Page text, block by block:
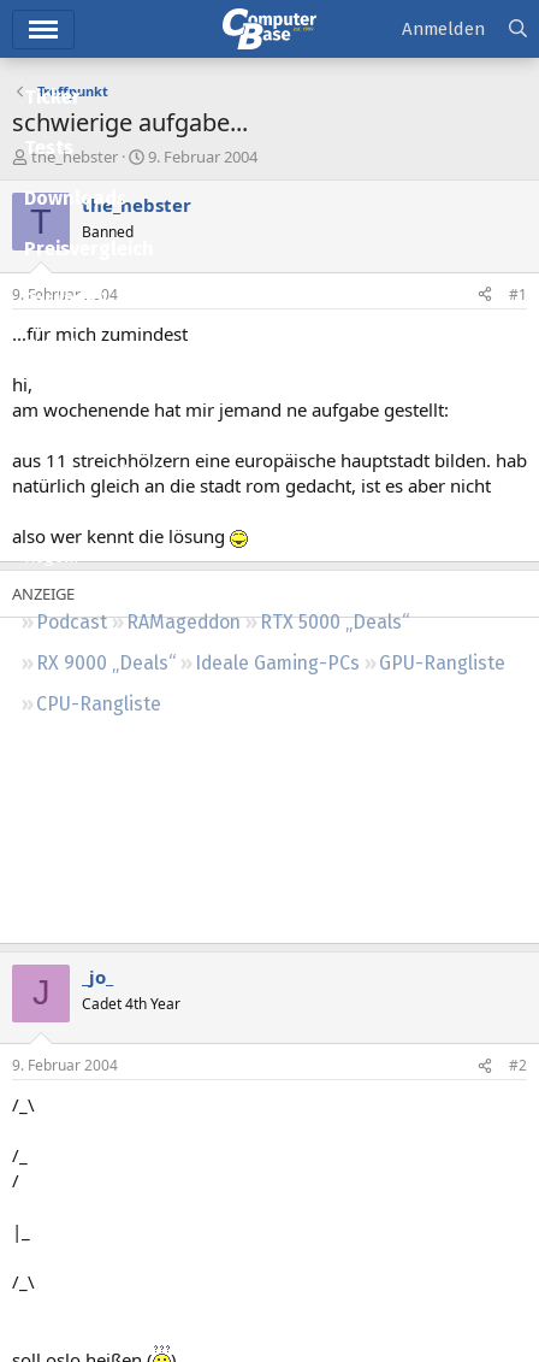
Ticker
Tests
Downloads
Preisvergleich
Forum
Aktuelles
Neueste Aktivitäten
Regeln
Podcast RAMageddon
RTX 5000 „Deals“
RX 9000 „Deals“
Ideale Gaming-PCs
GPU-Rangliste
CPU-Rangliste
Anmelden
Treffpunkt
schwierige aufgabe...
E
s
e
l
e
r
the_hebster
E
s
t
a
9. Februar 2004
T the_hebster
Banned
9. Februar 2004 #1
...für mich zumindest
hi,
am wochenende hat mir jemand ne aufgabe gestellt:
aus 11 streichhölzern eine europäische hauptstadt bilden. hab
natürlich gleich an die stadt rom gedacht, ist es aber nicht
also wer kennt die lösung
J _jo_
Cadet 4th Year
9. Februar 2004 #2
/_\
/_
/
|_
/_\